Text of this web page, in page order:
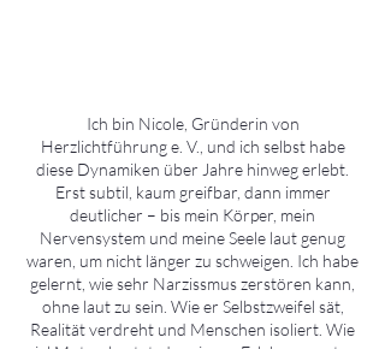
Ich bin Nicole, Gründerin von
Herzlichtführung e. V., und ich selbst habe
diese Dynamiken über Jahre hinweg erlebt.
Erst subtil, kaum greifbar, dann immer
deutlicher – bis mein Körper, mein
Nervensystem und meine Seele laut genug
waren, um nicht länger zu schweigen. Ich habe
gelernt, wie sehr Narzissmus zerstören kann,
ohne laut zu sein. Wie er Selbstzweifel sät,
Realität verdreht und Menschen isoliert. Wie